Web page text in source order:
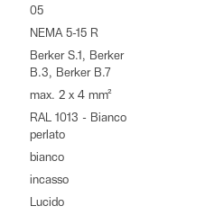
05
NEMA 5-15 R
Berker S.1, Berker
B.3, Berker B.7
max. 2 x 4 mm²
RAL 1013 - Bianco
perlato
bianco
incasso
Lucido